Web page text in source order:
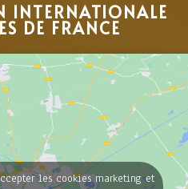
INTERNATIONALE
DE FRANCE
les cookies marketing et